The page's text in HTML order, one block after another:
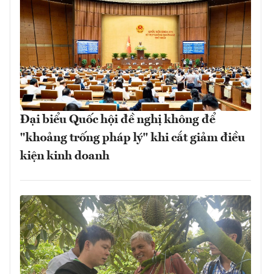
Đại biểu Quốc hội đề nghị không để
"khoảng trống pháp lý" khi cắt giảm điều
kiện kinh doanh